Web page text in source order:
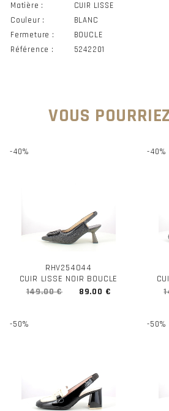
Matière :
CUIR LISSE
Couleur :
BLANC
Fermeture :
BOUCLE
Référence :
5242201
VOUS
-40%
RHV254044
CUIR LISSE NOIR BOUCLE
149.00 €
89.00 €
-40%
-50% -50%